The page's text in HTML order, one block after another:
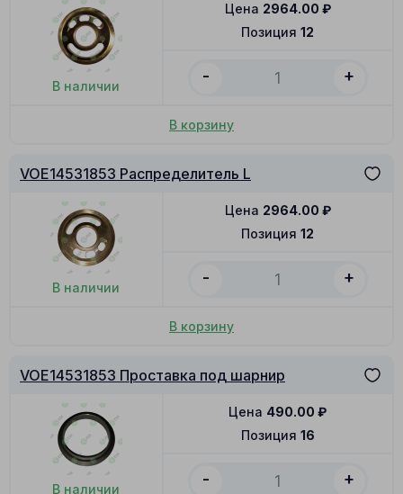
В наличии
Позиция 12
Цена 2964.00 ₽
- +
В корзину
VOE14531853 Распределитель L
В наличии
Позиция 12
Цена 2964.00 ₽
- +
В корзину
VOE14531853 Проставка под шарнир
В наличии
Позиция 16
Цена 490.00 ₽
- +